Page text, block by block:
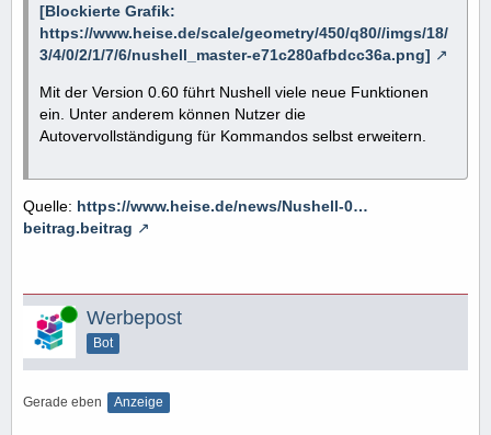
[Blockierte Grafik:
https://www.heise.de/scale/geometry/450/q80//imgs/18/
3/4/0/2/1/7/6/nushell_master-e71c280afbdcc36a.png]
Mit der Version 0.60 führt Nushell viele neue Funktionen
ein. Unter anderem können Nutzer die
Autovervollständigung für Kommandos selbst erweitern.
Quelle: https://www.heise.de/news/Nushell-0…
beitrag.beitrag
Online Werbepost
Bot
Gerade eben Anzeige